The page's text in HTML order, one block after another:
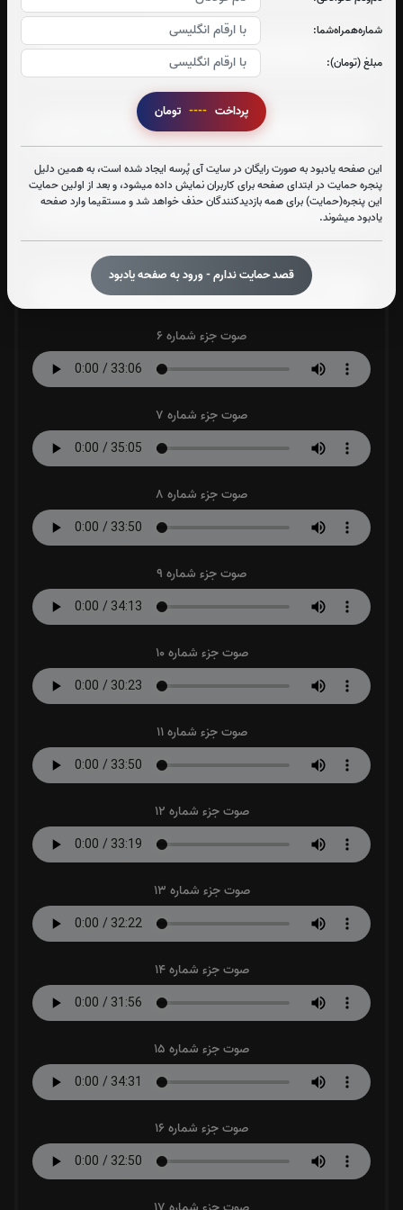
شماره‌همراه‌شما:
مبلغ (تومان):
پرداخت ----
این صفحه یادبود به صورت رایگان در سایت آی پُرسه ایجاد شده است، به همین دلیل
پنجره حمایت در ابتدای صفحه برای کاربران نمایش داده میشود، و بعد از اولین حمایت
این پنجره(حمایت) برای همه بازدیدکنندگان حذف خواهد شد و مستقیما وارد صفحه
یادبود میشوند.
قصد حمایت ندارم - ورود به صفحه یادبود
صوت جزء شماره 2
صوت جزء شماره 3
صوت جزء شماره 4
صوت جزء شماره 5
صوت جزء شماره 6
صوت جزء شماره 7
صوت جزء شماره 8
صوت جزء شماره 9
صوت جزء شماره 10
صوت جزء شماره 11
صوت جزء شماره 12
صوت جزء شماره 13
صوت جزء شماره 14
صوت جزء شماره 15
صوت جزء شماره 16